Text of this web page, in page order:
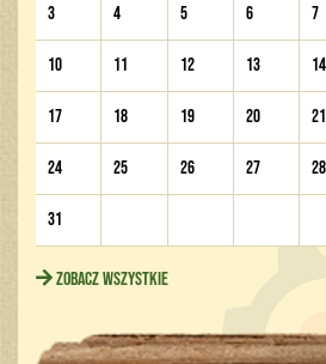
3 4 5 6 7
10 11 12 13 14
17 18 19 20 21
24 25 26 27 28
31
Zobacz wszystkie